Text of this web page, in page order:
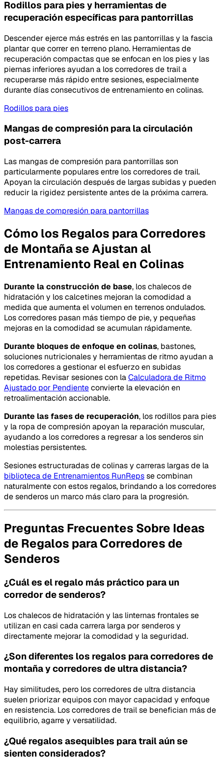
Rodillos para pies y herramientas de
recuperación específicas para pantorrillas
Descender ejerce más estrés en las pantorrillas y la fascia
plantar que correr en terreno plano. Herramientas de
recuperación compactas que se enfocan en los pies y las
piernas inferiores ayudan a los corredores de trail a
recuperarse más rápido entre sesiones, especialmente
durante días consecutivos de entrenamiento en colinas.
Rodillos para pies
Mangas de compresión para la circulación
post-carrera
Las mangas de compresión para pantorrillas son
particularmente populares entre los corredores de trail.
Apoyan la circulación después de largas subidas y pueden
reducir la rigidez persistente antes de la próxima carrera.
Mangas de compresión para pantorrillas
Cómo los Regalos para Corredores
de Montaña se Ajustan al
Entrenamiento Real en Colinas
Durante la construcción de base, los chalecos de
hidratación y los calcetines mejoran la comodidad a
medida que aumenta el volumen en terrenos ondulados.
Los corredores pasan más tiempo de pie, y pequeñas
mejoras en la comodidad se acumulan rápidamente.
Durante bloques de enfoque en colinas, bastones,
soluciones nutricionales y herramientas de ritmo ayudan a
los corredores a gestionar el esfuerzo en subidas
repetidas. Revisar sesiones con laCalculadora de Ritmo
Ajustado por Pendienteconvierte la elevación en
retroalimentación accionable.
Durante las fases de recuperación, los rodillos para pies
y la ropa de compresión apoyan la reparación muscular,
ayudando a los corredores a regresar a los senderos sin
molestias persistentes.
Sesiones estructuradas de colinas y carreras largas de la
biblioteca de Entrenamientos RunRepsse combinan
naturalmente con estos regalos, brindando a los corredores
de senderos un marco más claro para la progresión.
Preguntas Frecuentes Sobre Ideas
de Regalos para Corredores de
Senderos
¿Cuál es el regalo más práctico para un
corredor de senderos?
Los chalecos de hidratación y las linternas frontales se
utilizan en casi cada carrera larga por senderos y
directamente mejorar la comodidad y la seguridad.
¿Son diferentes los regalos para corredores de
montaña y corredores de ultra distancia?
Hay similitudes, pero los corredores de ultra distancia
suelen priorizar equipos con mayor capacidad y enfoque
en resistencia. Los corredores de trail se benefician más de
equilibrio, agarre y versatilidad.
¿Qué regalos asequibles para trail aún se
sienten considerados?